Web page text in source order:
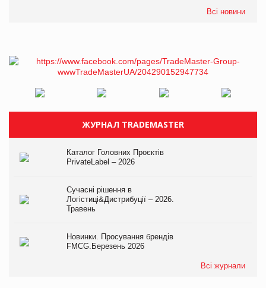
Всі новини
ЖУРНАЛ TRADEMASTER
Каталог Головних Проєктів
PrivateLabel – 2026
Сучасні рішення в
Логістиці&Дистрибуції – 2026.
Травень
Новинки. Просування брендів
FMCG.Березень 2026
Всі журнали